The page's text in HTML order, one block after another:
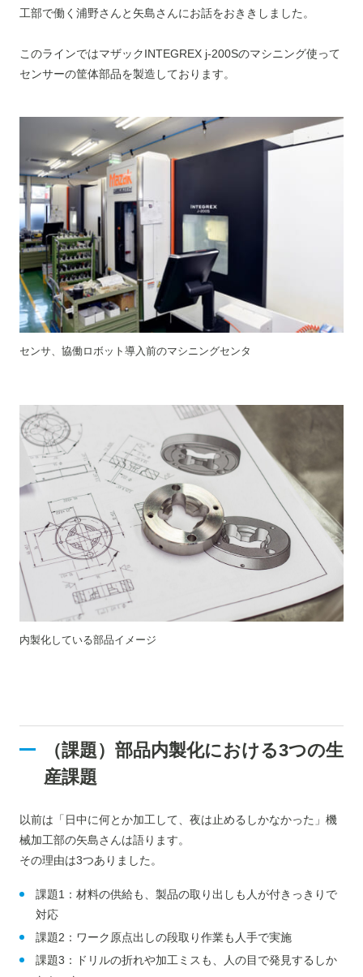
工部で働く浦野さんと矢島さんにお話をおききしました。
このラインではマザックINTEGREX j-200Sのマシニング使って
センサーの筐体部品を製造しております。
センサ、協働ロボット導入前のマシニングセンタ
内製化している部品イメージ
（課題）部品内製化における3つの生
産課題
以前は「日中に何とか加工して、夜は止めるしかなかった」機
械加工部の矢島さんは語ります。
その理由は3つありました。
課題1：材料の供給も、製品の取り出しも人が付きっきりで
対応
課題2：ワーク原点出しの段取り作業も人手で実施
課題3：ドリルの折れや加工ミスも、人の目で発見するしか